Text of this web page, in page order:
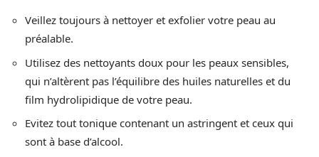
Veillez toujours à nettoyer et exfolier votre peau au
préalable.
Utilisez des nettoyants doux pour les peaux sensibles,
qui n’altèrent pas l’équilibre des huiles naturelles et du
film hydrolipidique de votre peau.
Evitez tout tonique contenant un astringent et ceux qui
sont à base d’alcool.